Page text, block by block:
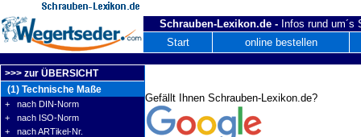
Schrauben-Lexikon.de - Infos rund um´s
Start
online bestellen
>>> zur ÜBERSICHT
(1) Technische Maße
+ nach DIN-Norm
+ nach ISO-Norm
+ nach ARTikel-Nr.
Gefällt Ihnen Schrauben-Lexikon.de?